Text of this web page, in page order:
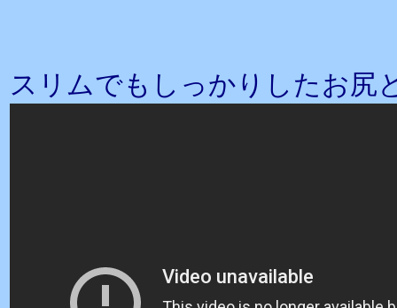
スリムでもしっかりしたお尻